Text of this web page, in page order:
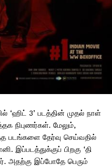
‘ஹிட் 3’ படத்தின் முதல் நாள்
நிபுணர்கள். மேலும்,
படங்களை தேர்வு செய்வதில்
இப்படத்துக்குப் பிறகு ‘தி
அதற்கு இப்போதே பெரும்